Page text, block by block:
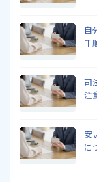
自
手
司
注
安
に